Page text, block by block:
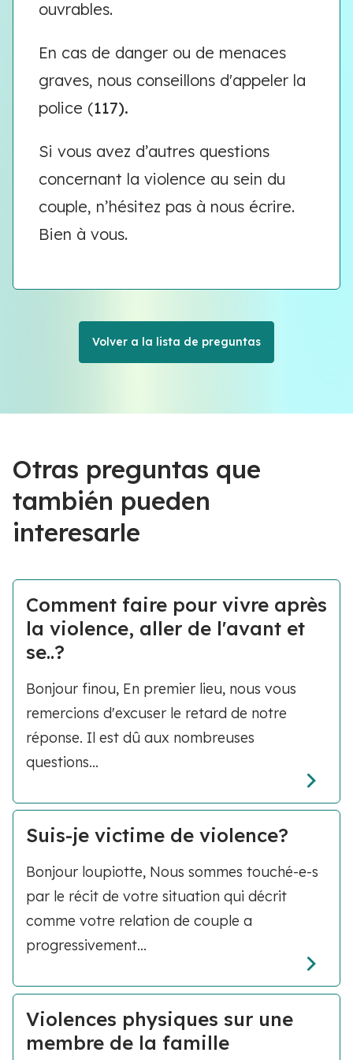
ouvrables.
En cas de danger ou de menaces
graves, nous conseillons d'appeler la
police (117).
Si vous avez d’autres questions
concernant la violence au sein du
couple, n’hésitez pas à nous écrire.
Bien à vous.
Volver a la lista de preguntas
Otras preguntas que
también pueden
interesarle
Comment faire pour vivre après
la violence, aller de l'avant et
se..?
Bonjour finou, En premier lieu, nous vous
remercions d'excuser le retard de notre
réponse. Il est dû aux nombreuses
questions...
Suis-je victime de violence?
Bonjour loupiotte, Nous sommes touché-e-s
par le récit de votre situation qui décrit
comme votre relation de couple a
progressivement...
Violences physiques sur une
membre de la famille